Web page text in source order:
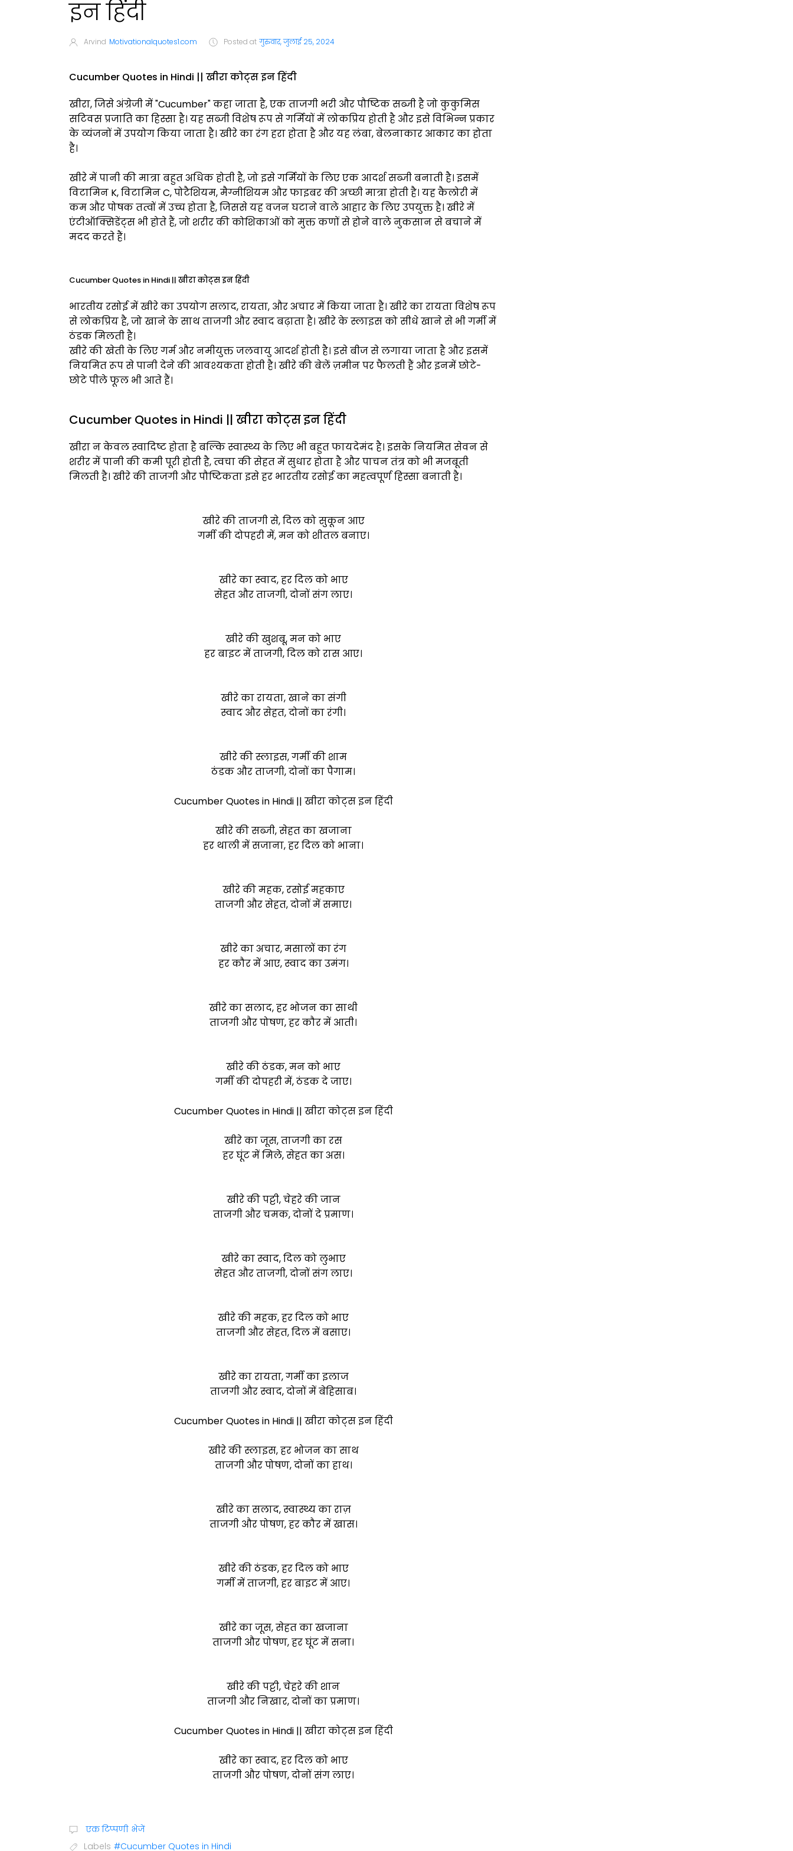
इन हिंदी
Arvind Motivationalquotes1.com Posted at गुरुवार, जुलाई 25, 2024
Cucumber Quotes in Hindi || खीरा कोट्स इन हिंदी
खीरा, जिसे अंग्रेजी में "Cucumber" कहा जाता है, एक ताजगी भरी और पौष्टिक सब्जी है जो कुकुमिस
सटिवस प्रजाति का हिस्सा है। यह सब्जी विशेष रूप से गर्मियों में लोकप्रिय होती है और इसे विभिन्न प्रकार
के व्यंजनों में उपयोग किया जाता है। खीरे का रंग हरा होता है और यह लंबा, बेलनाकार आकार का होता
है।
खीरे में पानी की मात्रा बहुत अधिक होती है, जो इसे गर्मियों के लिए एक आदर्श सब्जी बनाती है। इसमें
विटामिन K, विटामिन C, पोटैशियम, मैग्नीशियम और फाइबर की अच्छी मात्रा होती है। यह कैलोरी में
कम और पोषक तत्वों में उच्च होता है, जिससे यह वजन घटाने वाले आहार के लिए उपयुक्त है। खीरे में
एंटीऑक्सिडेंट्स भी होते हैं, जो शरीर की कोशिकाओं को मुक्त कणों से होने वाले नुकसान से बचाने में
मदद करते हैं।
Cucumber Quotes in Hindi || खीरा कोट्स इन हिंदी
भारतीय रसोई में खीरे का उपयोग सलाद, रायता, और अचार में किया जाता है। खीरे का रायता विशेष रूप
से लोकप्रिय है, जो खाने के साथ ताजगी और स्वाद बढ़ाता है। खीरे के स्लाइस को सीधे खाने से भी गर्मी में
ठंडक मिलती है।
खीरे की खेती के लिए गर्म और नमीयुक्त जलवायु आदर्श होती है। इसे बीज से लगाया जाता है और इसमें
नियमित रूप से पानी देने की आवश्यकता होती है। खीरे की बेलें ज़मीन पर फैलती हैं और इनमें छोटे-
छोटे पीले फूल भी आते हैं।
Cucumber Quotes in Hindi || खीरा कोट्स इन हिंदी
खीरा न केवल स्वादिष्ट होता है बल्कि स्वास्थ्य के लिए भी बहुत फायदेमंद है। इसके नियमित सेवन से
शरीर में पानी की कमी पूरी होती है, त्वचा की सेहत में सुधार होता है और पाचन तंत्र को भी मजबूती
मिलती है। खीरे की ताजगी और पौष्टिकता इसे हर भारतीय रसोई का महत्वपूर्ण हिस्सा बनाती है।
खीरे की ताजगी से, दिल को सुकून आए
गर्मी की दोपहरी में, मन को शीतल बनाए।
खीरे का स्वाद, हर दिल को भाए
सेहत और ताजगी, दोनों संग लाए।
खीरे की खुशबू, मन को भाए
हर बाइट में ताजगी, दिल को रास आए।
खीरे का रायता, खाने का संगी
स्वाद और सेहत, दोनों का रंगी।
खीरे की स्लाइस, गर्मी की शाम
ठंडक और ताजगी, दोनों का पैगाम।
Cucumber Quotes in Hindi || खीरा कोट्स इन हिंदी
खीरे की सब्जी, सेहत का खजाना
हर थाली में सजाना, हर दिल को भाना।
खीरे की महक, रसोई महकाए
ताजगी और सेहत, दोनों में समाए।
खीरे का अचार, मसालों का रंग
हर कौर में आए, स्वाद का उमंग।
खीरे का सलाद, हर भोजन का साथी
ताजगी और पोषण, हर कौर में आती।
खीरे की ठंडक, मन को भाए
गर्मी की दोपहरी में, ठंडक दे जाए।
Cucumber Quotes in Hindi || खीरा कोट्स इन हिंदी
खीरे का जूस, ताजगी का रस
हर घूंट में मिले, सेहत का अस।
खीरे की पट्टी, चेहरे की जान
ताजगी और चमक, दोनों दे प्रमाण।
खीरे का स्वाद, दिल को लुभाए
सेहत और ताजगी, दोनों संग लाए।
खीरे की महक, हर दिल को भाए
ताजगी और सेहत, दिल में बसाए।
खीरे का रायता, गर्मी का इलाज
ताजगी और स्वाद, दोनों में बेहिसाब।
Cucumber Quotes in Hindi || खीरा कोट्स इन हिंदी
खीरे की स्लाइस, हर भोजन का साथ
ताजगी और पोषण, दोनों का हाथ।
खीरे का सलाद, स्वास्थ्य का राज़
ताजगी और पोषण, हर कौर में खास।
खीरे की ठंडक, हर दिल को भाए
गर्मी में ताजगी, हर बाइट में आए।
खीरे का जूस, सेहत का खजाना
ताजगी और पोषण, हर घूंट में सना।
खीरे की पट्टी, चेहरे की शान
ताजगी और निखार, दोनों का प्रमाण।
Cucumber Quotes in Hindi || खीरा कोट्स इन हिंदी
खीरे का स्वाद, हर दिल को भाए
ताजगी और पोषण, दोनों संग लाए।
एक टिप्पणी भेजें
Labels #Cucumber Quotes in Hindi